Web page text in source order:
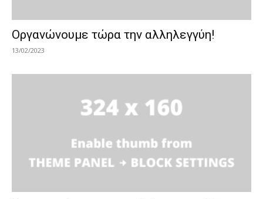
Οργανώνουμε τώρα την αλληλεγγύη!
13/02/2023